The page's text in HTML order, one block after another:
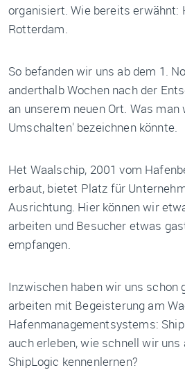
organisiert. Wie bereits erwähnt:
Rotterdam.
So befanden wir uns ab dem 1.
anderthalb Wochen nach der
an unserem neuen Ort. Was
Umschalten' bezeichnen könnte.
Het Waalschip, 2001 vom
erbaut, bietet Platz für
Ausrichtung. Hier können wir
arbeiten und Besucher etwas
empfangen.
Inzwischen haben wir uns schon
arbeiten mit Begeisterung am
Hafenmanagementsystems:
auch erleben, wie schnell wir uns
ShipLogic kennenlernen?